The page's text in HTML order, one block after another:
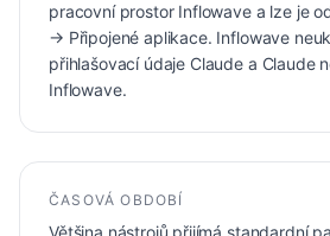
pracovní prostor Inflowave a lze je
→ Připojené aplikace. Inflowave
přihlašovací údaje Claude a Claude
Inflowave.
ČASOVÁ OBDOBÍ
Většina nástrojů přijímá standardní